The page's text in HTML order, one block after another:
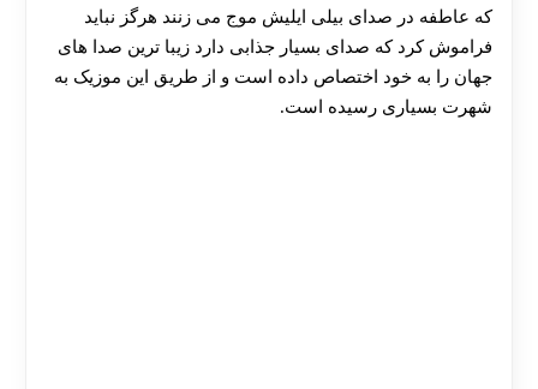
که عاطفه در صدای بیلی ایلیش موج می زنند هرگز نباید
فراموش کرد که صدای بسیار جذابی دارد زیبا ترین صدا های
جهان را به خود اختصاص داده است و از طریق این موزیک به
شهرت بسیاری رسیده است.